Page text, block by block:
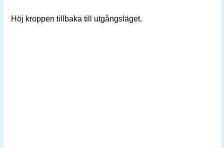
Höj kroppen tillbaka till utgångsläget.